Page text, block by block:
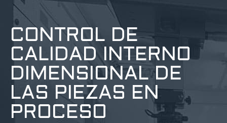
CONTROL DE
CALIDAD INTERNO
DIMENSIONAL DE
LAS PIEZAS EN
PROCESO